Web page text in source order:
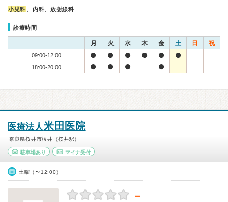
小児科 、内科、放射線科
診療時間
月 火 水 木 金 土 日 祝
09:00-12:00
18:00-20:00
医療法人米田医院
奈良県桜井市桜井（桜井駅）
駐車場あり マイナ受付
土曜（〜12:00）
－